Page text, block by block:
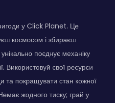
у Click Planet. Це
космосом і збираєш
поєднує механіку
Використовуй свої ресурси
та покращувати стан кожної
жодного тиску; грай у